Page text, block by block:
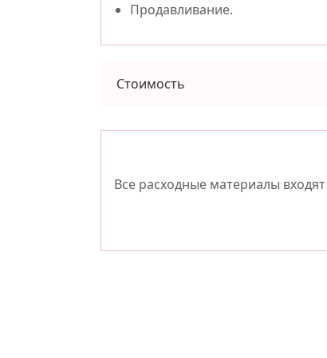
Продавливание.
Стоимость
Все расходные материалы